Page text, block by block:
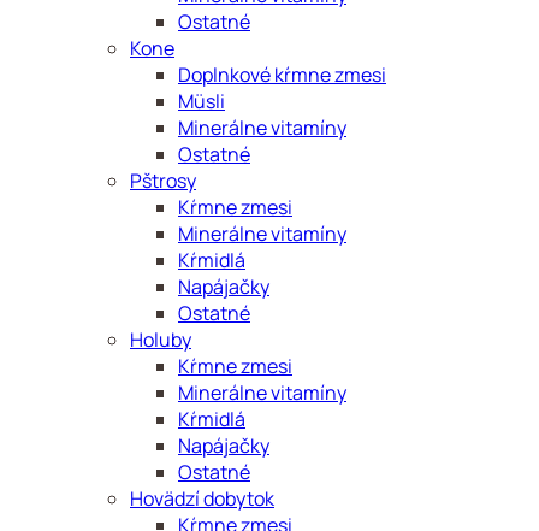
Ostatné
Kone
Doplnkové kŕmne zmesi
Müsli
Minerálne vitamíny
Ostatné
Pštrosy
Kŕmne zmesi
Minerálne vitamíny
Kŕmidlá
Napájačky
Ostatné
Holuby
Kŕmne zmesi
Minerálne vitamíny
Kŕmidlá
Napájačky
Ostatné
Hovädzí dobytok
Kŕmne zmesi